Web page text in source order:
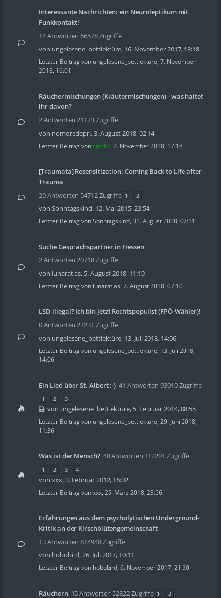
Interessante Nachrichten: ein Neuroleptikum mit
Funkkontakt!
14 Antworten 66578 Zugriffe
von ungelesene_bettlektüre, 16. November 2017, 18:18
Letzter Beitrag von ungelesene_bettlektüre, 7. November
2018, 16:01
Räuchermischungen (Kräutermischungen) - was haltet
ihr davon?
2 Antworten 21173 Zugriffe
von nomoredepri,3. August 2018, 02:14
Letzter Beitrag vonstrobo, 2. November 2018, 17:18
[Traumata] Resensitization: Coming Back to Life after
Trauma
20 Antworten 54712 Zugriffe 1 2
von Sonntagskind, 12. Mai 2015, 23:54
Letzter Beitrag vonSonntagskind, 31. August 2018, 07:11
Suche Gesprächspartner in Hessen
2 Antworten 20718 Zugriffe
von lunaratlas, 5. August 2018, 11:19
Letzter Beitrag von lunaratlas, 7. August 2018, 07:10
LSD illegal? Ich bin jetzt Rechtspopulist (FPÖ-Wähler)!
0 Antworten 27231 Zugriffe
von ungelesene_bettlektüre, 13. Juli 2018, 14:06
Letzter Beitrag von ungelesene_bettlektüre, 13. Juli 2018,
14:06
Ein Lied über St. Albert ;-) 41 Antworten 93010 Zugriffe
1 2 3
von ungelesene_bettlektüre, 5. Februar 2014, 08:55
Letzter Beitrag von ungelesene_bettlektüre, 29. Juni 2018,
11:36
Was ist der Mensch? 48 Antworten 112201 Zugriffe
1 2 3 4
von xxx,3. Februar 2012, 16:02
Letzter Beitrag vonxxx, 25. März 2018, 23:56
Erfahrungen aus dem psycholytischen Underground-
Kritik an der Kirschblütengemeinschaft
13 Antworten 814948 Zugriffe
von hobobird,26. Juli 2017, 10:11
Letzter Beitrag von hobobird, 6. November 2017, 21:30
Räuchern 15 Antworten 52822 Zugriffe 1 2